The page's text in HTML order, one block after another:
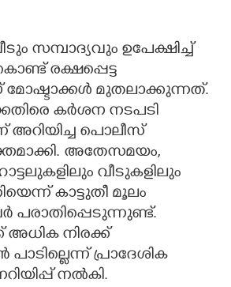
സമ്പാദ്യവും ഉപേക്ഷിച്ച്
രക്ഷപ്പെട്ട
മുതലാക്കുന്നത്.
കർശന നടപടി
അറിയിച്ച പൊലീസ്
അതേസമയം,
വീടുകളിലും
കാട്ടുതീ മൂലം
പരാതിപ്പെടുന്നുണ്ട്.
നിരക്ക്
പ്രാദേശിക
നൽകി.